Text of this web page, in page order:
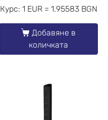
Курс: 1 EUR = 1.95583 BGN
Добавяне в
количката